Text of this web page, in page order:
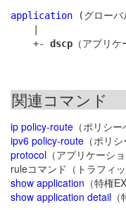
application (グローバ
    +-
dscp
関連コマンド
ip policy-route （ポリシ
ipv6 policy-route （ポリ
protocol （アプリケーシ
ruleコマンド（トラフィ
show application （特権
show application detail